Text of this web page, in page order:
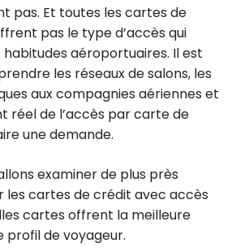
pas. Et toutes les cartes de
pas le type d’accès qui
aéroportuaires. Il est
les réseaux de salons, les
aux compagnies aériennes et
réel de l’accès par carte de
une demande.
examiner de plus près
les cartes de crédit avec accès
cartes offrent la meilleure
profil de voyageur.